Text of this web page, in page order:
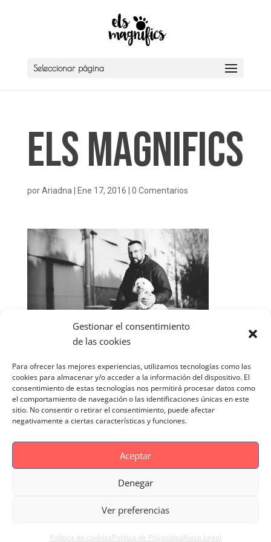
Gestionar el consentimiento
de las cookies
Para ofrecer las mejores experiencias, utilizamos tecnologías como las
cookies para almacenar y/o acceder a la información del dispositivo. El
consentimiento de estas tecnologías nos permitirá procesar datos como
el comportamiento de navegación o las identificaciones únicas en este
sitio. No consentir o retirar el consentimiento, puede afectar
negativamente a ciertas características y funciones.
Aceptar
Denegar
Ver preferencias
Politica de cookiesPolitica de PrivacidadAviso Legal
Seleccionar página
Els Magnifics
porAriadna Ene 17, 2016 0 Comentarios
Politica de Privacidad
Reportaje Magnific